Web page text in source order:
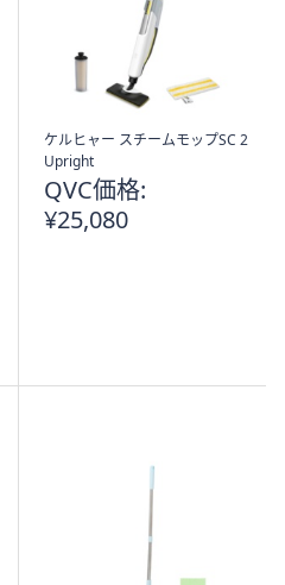
ケルヒャー スチームモップSC 2
Upright
QVC価格:
¥25,080